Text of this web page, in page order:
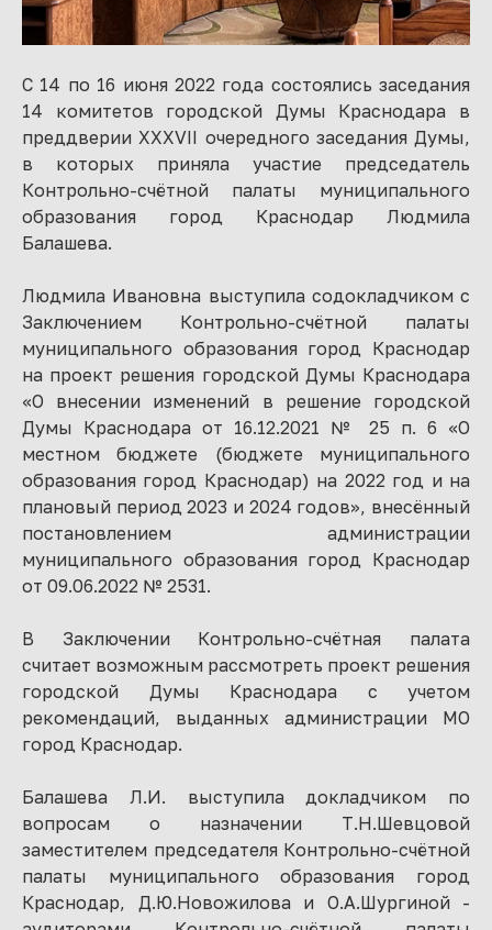
С 14 по 16 июня 2022 года состоялись заседания
14 комитетов городской Думы Краснодара в
преддверии XXXVII очередного заседания Думы,
в которых приняла участие председатель
Контрольно-счётной палаты муниципального
образования город Краснодар Людмила
Балашева.
Людмила Ивановна выступила содокладчиком с
Заключением Контрольно-счётной палаты
муниципального образования город Краснодар
на проект решения городской Думы Краснодара
«О внесении изменений в решение городской
Думы Краснодара от 16.12.2021 № 25 п. 6 «О
местном бюджете (бюджете муниципального
образования город Краснодар) на 2022 год и на
плановый период 2023 и 2024 годов», внесённый
постановлением администрации
муниципального образования город Краснодар
от 09.06.2022 № 2531.
В Заключении Контрольно-счётная палата
считает возможным рассмотреть проект решения
городской Думы Краснодара с учетом
рекомендаций, выданных администрации МО
город Краснодар.
Балашева Л.И. выступила докладчиком по
вопросам о назначении Т.Н.Шевцовой
заместителем председателя Контрольно-счётной
палаты муниципального образования город
Краснодар, Д.Ю.Новожилова и О.А.Шургиной -